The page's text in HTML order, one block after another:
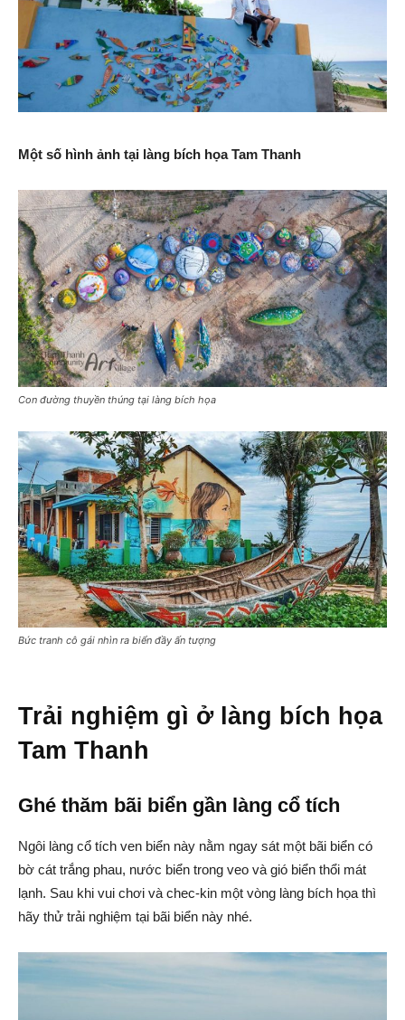
Một số hình ảnh tại làng bích họa Tam Thanh
Con đường thuyền thúng tại làng bích họa
Bức tranh cô gái nhìn ra biển đầy ấn tượng
Trải nghiệm gì ở làng bích họa
Tam Thanh
Ghé thăm bãi biển gần làng cổ tích
Ngôi làng cổ tích ven biển này nằm ngay sát một bãi biển có
bờ cát trắng phau, nước biển trong veo và gió biển thổi mát
lạnh. Sau khi vui chơi và chec-kin một vòng làng bích họa thì
hãy thử trải nghiệm tại bãi biển này nhé.